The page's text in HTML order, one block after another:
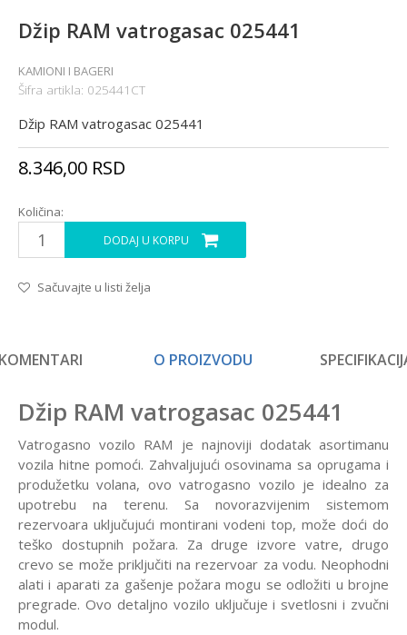
Džip RAM vatrogasac 025441
KAMIONI I BAGERI
Šifra artikla: 025441CT
Džip RAM vatrogasac 025441
8.346,00 RSD
Količina:
DODAJ U KORPU
Sačuvajte u listi želja
O PROIZVODU
Džip RAM vatrogasac 025441
Vatrogasno vozilo RAM je najnoviji dodatak asortimanu
vozila hitne pomoći. Zahvaljujući osovinama sa oprugama i
produžetku volana, ovo vatrogasno vozilo je idealno za
upotrebu na terenu. Sa novorazvijenim sistemom
rezervoara uključujući montirani vodeni top, može doći do
teško dostupnih požara. Za druge izvore vatre, drugo
crevo se može priključiti na rezervoar za vodu. Neophodni
alati i aparati za gašenje požara mogu se odložiti u brojne
pregrade. Ovo detaljno vozilo uključuje i svetlosni i zvučni
modul.